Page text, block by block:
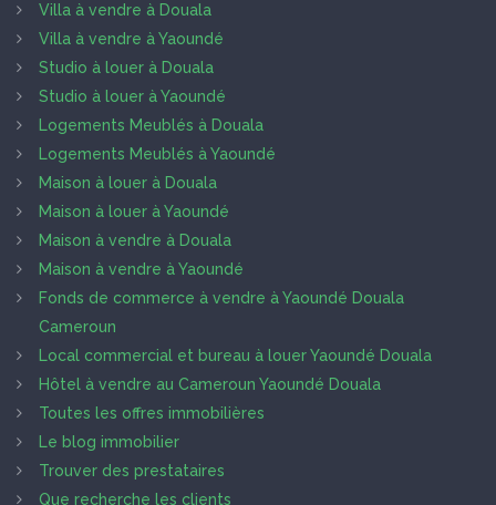
Villa à vendre à Douala
Villa à vendre à Yaoundé
Studio à louer à Douala
Studio à louer à Yaoundé
Logements Meublés à Douala
Logements Meublés à Yaoundé
Maison à louer à Douala
Maison à louer à Yaoundé
Maison à vendre à Douala
Maison à vendre à Yaoundé
Fonds de commerce à vendre à Yaoundé Douala
Cameroun
Local commercial et bureau à louer Yaoundé Douala
Hôtel à vendre au Cameroun Yaoundé Douala
Toutes les offres immobilières
Le blog immobilier
Trouver des prestataires
Que recherche les clients